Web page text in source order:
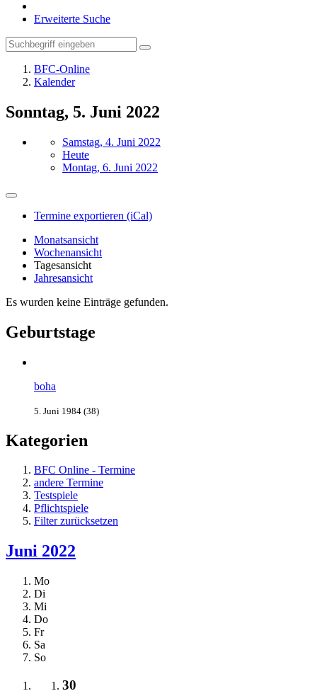
Erweiterte Suche
BFC-Online
Kalender
Sonntag, 5. Juni 2022
Samstag, 4. Juni 2022
Heute
Montag, 6. Juni 2022
Termine exportieren (iCal)
Monatsansicht
Wochenansicht
Tagesansicht
Jahresansicht
Es wurden keine Einträge gefunden.
Geburtstage
boha
5. Juni 1984 (38)
Kategorien
BFC Online - Termine
andere Termine
Testspiele
Pflichtspiele
Filter zurücksetzen
Juni 2022
Mo
Di
Mi
Do
Fr
Sa
So
30